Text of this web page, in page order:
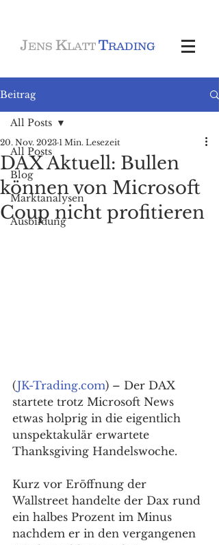
JENS KLATT TRADING
Beitrag
All Posts
Blog
Marktanalysen
Ausbildung
All Posts
DAX Aktuell: Bullen
können von Microsoft
Coup nicht profitieren
20. Nov. 2023 1 Min. Lesezeit
(JK-Trading.com) – Der DAX
startete trotz Microsoft News
etwas holprig in die eigentlich
unspektakulär erwartete
Thanksgiving Handelswoche.
Kurz vor Eröffnung der
Wallstreet handelte der Dax rund
ein halbes Prozent im Minus
nachdem er in den vergangenen